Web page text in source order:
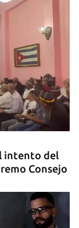
intento del
Consejo